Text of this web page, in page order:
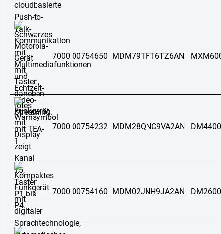
7000 00754650 MDM79TFT6TZ6AN
7000 00754232 MDM28QNC9VA2AN
7000 00754160 MDM02JNH9JA2AN